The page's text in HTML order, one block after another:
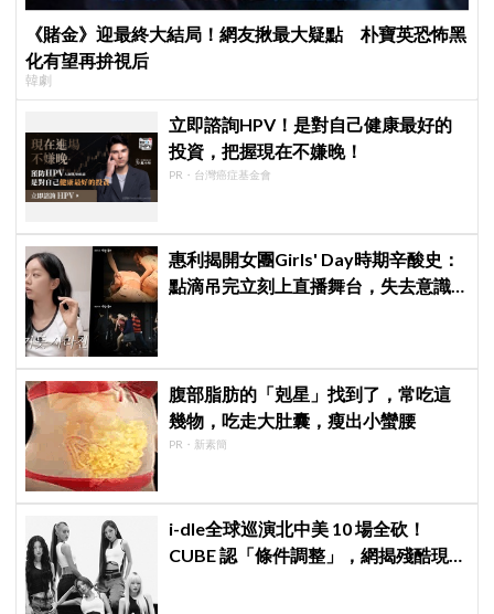
《賭金》迎最終大結局！網友揪最大疑點 朴寶英恐怖黑
化有望再拚視后
韓劇
立即諮詢HPV！是對自己健康最好的
投資，把握現在不嫌晚！
PR・台灣癌症基金會
惠利揭開女團Girls' Day時期辛酸史：
點滴吊完立刻上直播舞台，失去意識
腹部脂肪的「剋星」找到了，常吃這
幾物，吃走大肚囊，瘦出小蠻腰
PR・新素簡
i-dle全球巡演北中美 10 場全砍！
CUBE 認「條件調整」，網揭殘酷現